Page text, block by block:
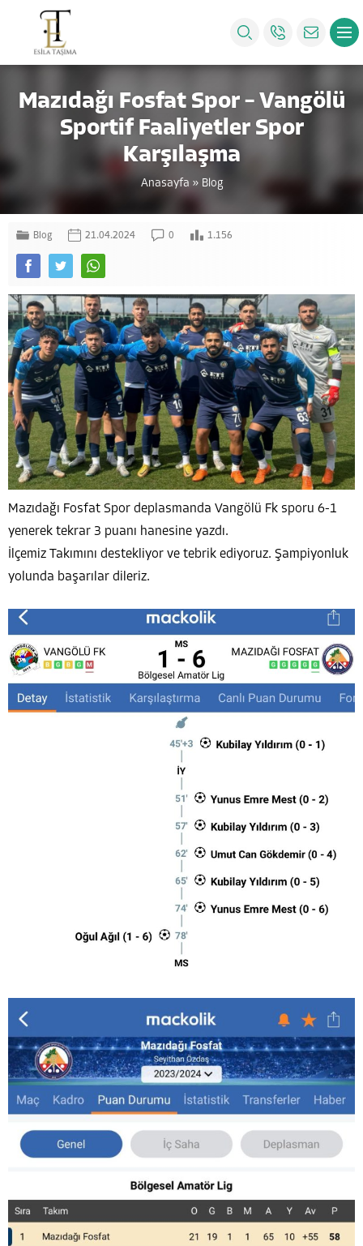
Mazıdağı Fosfat Spor – Vangölü
Sportif Faaliyetler Spor
Karşılaşma
Anasayfa » Blog
Blog 21.04.2024 0 1.156
Mazıdağı Fosfat Spor deplasmanda Vangölü Fk sporu 6-1
yenerek tekrar 3 puanı hanesine yazdı.
İlçemiz Takımını destekliyor ve tebrik ediyoruz. Şampiyonluk
yolunda başarılar dileriz.